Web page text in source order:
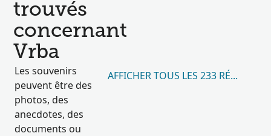
trouvés
concernant
Vrba
Les souvenirs
peuvent être des
photos, des
anecdotes, des
documents ou
AFFICHER TOUS LES 233 RÉSULTATS